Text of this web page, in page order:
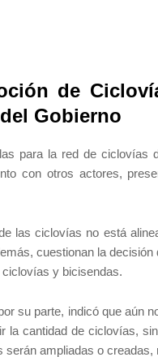
de
Gobierno
para la red de ciclovías
con otros actores,
las ciclovías no está
cuestionan la
ciclovías y bicisendas.
su parte, indicó que aún
la cantidad de ciclovías,
ampliadas o